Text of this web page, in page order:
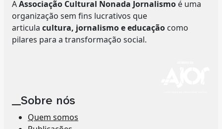
AAssociação Cultural Nonada Jornalismo é uma
organização sem fins lucrativos que
articula cultura, jornalismo e educação como
pilares para a transformação social.
__Sobre nós
Quem somos